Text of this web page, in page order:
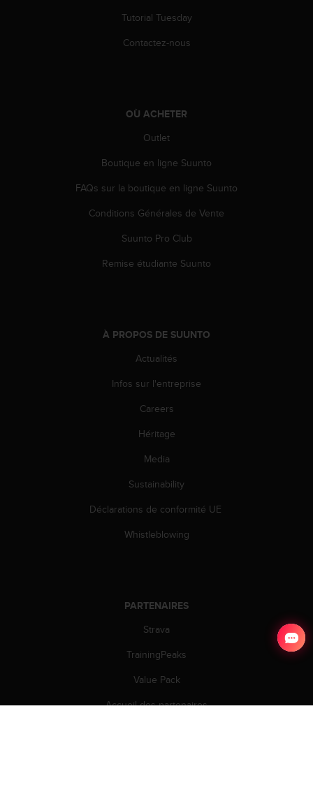
Tutorial Tuesday
Contactez-nous
OÙ ACHETER
Outlet
Boutique en ligne Suunto
FAQs sur la boutique en ligne Suunto
Conditions Générales de Vente
Suunto Pro Club
Remise étudiante Suunto
À PROPOS DE SUUNTO
Actualités
Infos sur l'entreprise
Careers
Héritage
Media
Sustainability
Déclarations de conformité UE
Whistleblowing
PARTENAIRES
Strava
TrainingPeaks
Value Pack
Accueil des partenaires